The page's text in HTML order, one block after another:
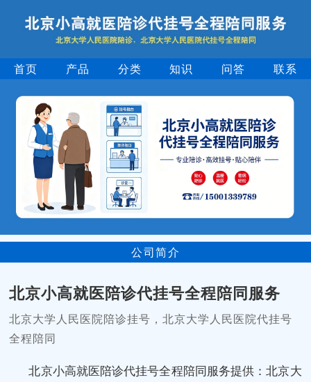
首页 产品 分类 知识 问答 联系
公司简介
北京小高就医陪诊代挂号全程陪同服务
北京大学人民医院陪诊挂号，北京大学人民医院代挂号
全程陪同
北京小高就医陪诊代挂号全程陪同服务提供：北京大